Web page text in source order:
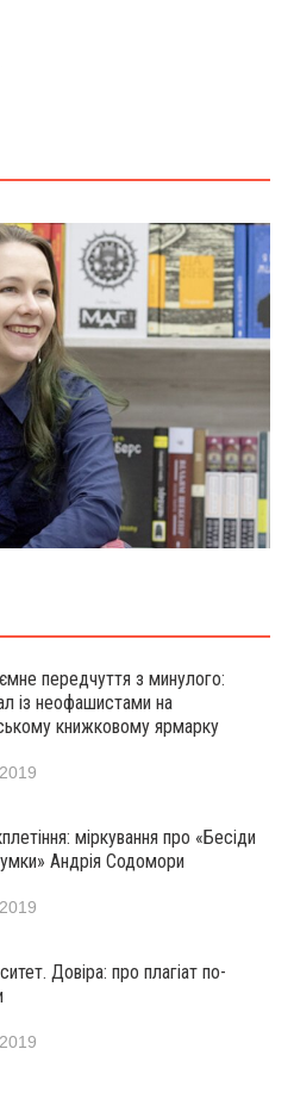
передчуття з минулого:
із неофашистами на
книжковому ярмарку
міркування про «Бесіди
Андрія Содомори
Довіра: про плагіат по-